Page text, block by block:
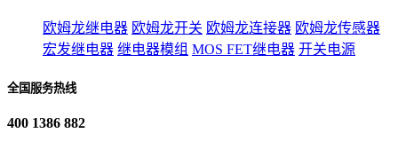
欧姆龙继电器 欧姆龙开关 欧姆龙连接器 欧姆龙传感器
宏发继电器 继电器模组 MOS FET继电器 开关电源
全国服务热线
400 1386 882